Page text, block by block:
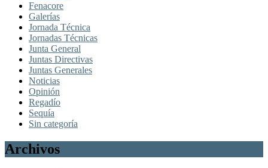
Fenacore
Galerías
Jornada Técnica
Jornadas Técnicas
Junta General
Juntas Directivas
Juntas Generales
Noticias
Opinión
Regadío
Sequía
Sin categoría
Archivos